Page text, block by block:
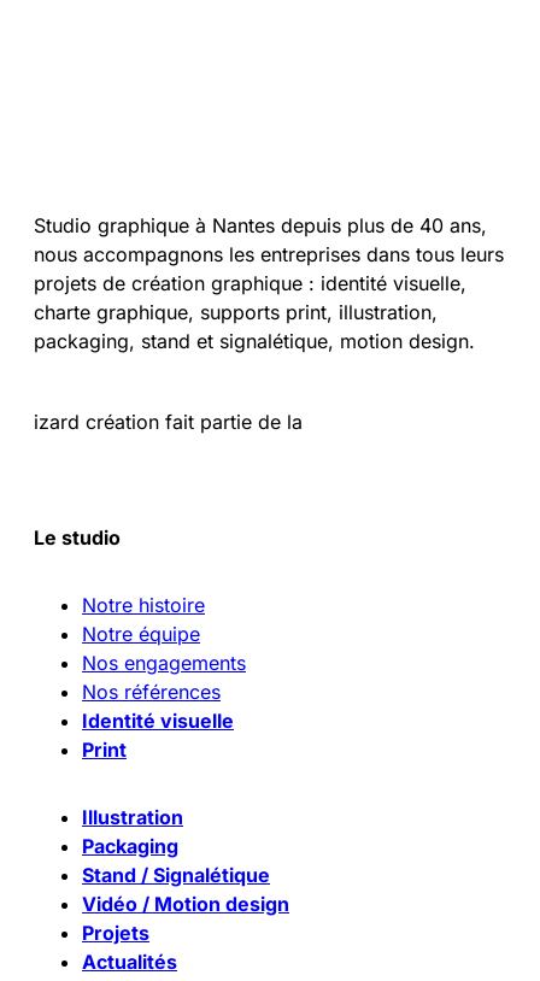
Studio graphique à Nantes depuis plus de 40 ans,
nous accompagnons les entreprises dans tous leurs
projets de création graphique : identité visuelle,
charte graphique, supports print, illustration,
packaging, stand et signalétique, motion design.
izard création fait partie de la
Le studio
Notre histoire
Notre équipe
Nos engagements
Nos références
Identité visuelle
Print
Illustration
Packaging
Stand / Signalétique
Vidéo / Motion design
Projets
Actualités